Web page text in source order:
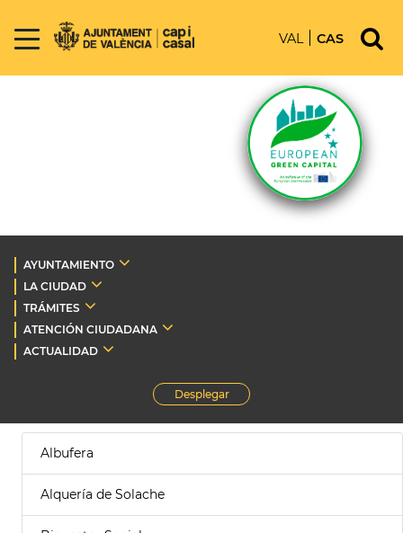
VAL CAS
AYUNTAMIENTO
LA CIUDAD
TRÁMITES
ATENCIÓN CIUDADANA
ACTUALIDAD
Desplegar
Albufera
Alquería de Solache